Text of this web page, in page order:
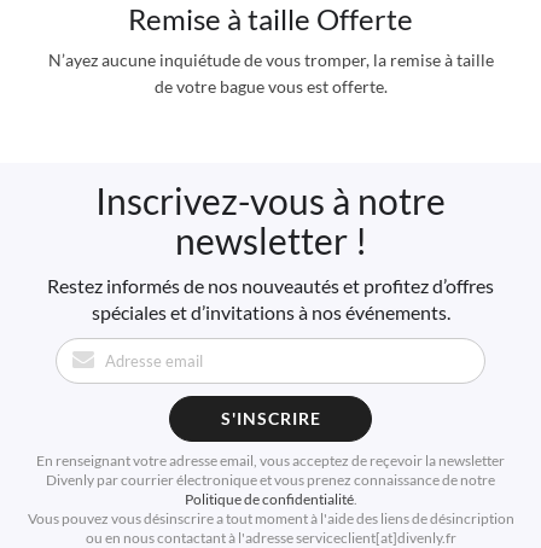
Remise à taille Offerte
N’ayez aucune inquiétude de vous tromper, la remise à taille
de votre bague vous est offerte.
Inscrivez-vous à notre
newsletter !
Restez informés de nos nouveautés et profitez d’offres
spéciales et d’invitations à nos événements.
S'INSCRIRE
En renseignant votre adresse email, vous acceptez de reçevoir la newsletter
Divenly par courrier électronique et vous prenez connaissance de notre
Politique de confidentialité.
Vous pouvez vous désinscrire a tout moment à l'aide des liens de désincription
ou en nous contactant à l'adresse serviceclient[at]divenly.fr